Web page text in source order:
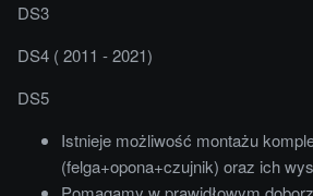
DS3
DS4 ( 2011 - 2021)
DS5
Istnieje możliwość montażu
(felga+opona+czujnik) oraz ich